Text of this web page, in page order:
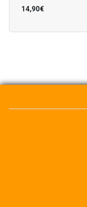
14,90€